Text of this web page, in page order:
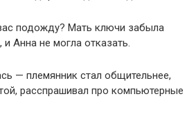
подожду? Мать ключи забыла
Анна не могла отказать.
— племянник стал общительнее,
расспрашивал про компьютерные